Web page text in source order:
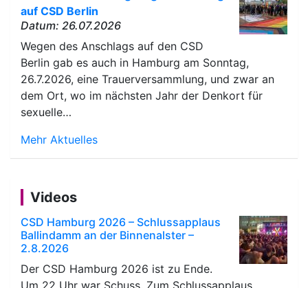
auf CSD Berlin
Datum: 26.07.2026
Wegen des Anschlags auf den CSD
Berlin gab es auch in Hamburg am Sonntag,
26.7.2026, eine Trauerversammlung, und zwar an
dem Ort, wo im nächsten Jahr der Denkort für
sexuelle…
Mehr Aktuelles
Videos
CSD Hamburg 2026 – Schlussapplaus
Ballindamm an der Binnenalster –
2.8.2026
Der CSD Hamburg 2026 ist zu Ende.